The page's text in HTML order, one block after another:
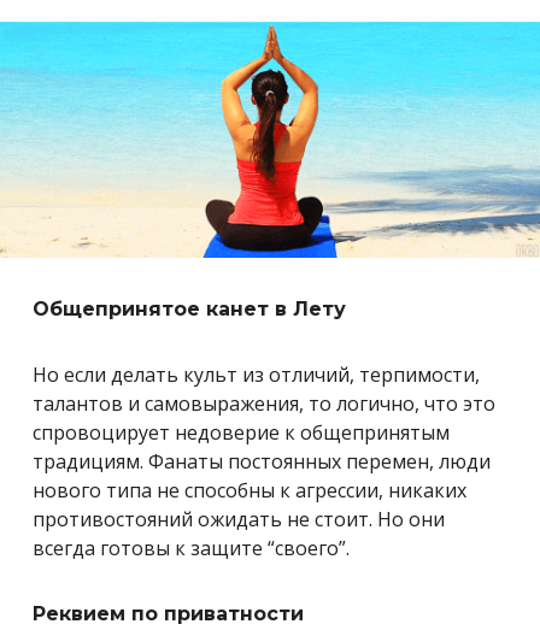
Общепринятое канет в Лету
Но если делать культ из отличий, терпимости,
талантов и самовыражения, то логично, что это
спровоцирует недоверие к общепринятым
традициям. Фанаты постоянных перемен, люди
нового типа не способны к агрессии, никаких
противостояний ожидать не стоит. Но они
всегда готовы к защите “своего”.
Реквием по приватности